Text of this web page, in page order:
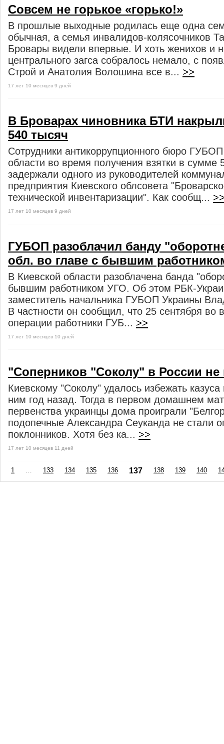
Совсем не горькое «горько!»
В прошлые выходные родилась еще одна
обычная, а семья инвалидов-колясочников
Бровары видели впервые. И хоть женихов и
центрального загса собралось немало, с
Строй и Анатолия Волошина все в... >>
17 лет 10 месяцев 9 дней
В Броварах чиновника БТИ
540 тысяч
Сотрудники антикоррупционного бюро
области во время получения взятки в сумме
задержали одного из руководителей
предприятия Киевского облсовета
технической инвентаризации". Как сообщ...
17 лет 10 месяцев 9 дней
ГУБОП разоблачил банду
обл. во главе с бывшим
В Киевской области разоблачена банда
бывшим работником УГО. Об этом РБК-
заместитель начальника ГУБОП Украины
В частности он сообщил, что 25 сентября во
операции работники ГУБ... >>
17 лет 10 месяцев 10 дней
"Соперников "Соколу" в России
Киевскому "Соколу" удалось избежать
ним год назад. Тогда в первом домашнем
первенства украинцы дома проиграли
подопечные Александра Сеуканда не стали
поклонников. Хотя без ка... >>
17 лет 10 месяцев 11 дней
1 … 133 134 135 136 137 138 139 140